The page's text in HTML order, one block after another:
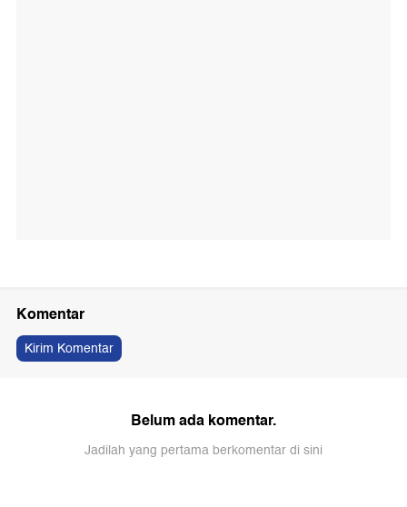
Komentar
Kirim Komentar
Belum ada komentar.
Jadilah yang pertama berkomentar di sini